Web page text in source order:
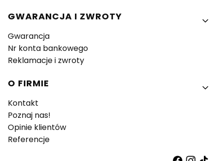
GWARANCJA I ZWROTY
Gwarancja
Nr konta bankowego
Reklamacje i zwroty
O FIRMIE
Kontakt
Poznaj nas!
Opinie klientów
Referencje